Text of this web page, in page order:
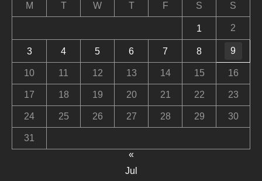
M T W T F S S
1 2
3 4 5 6 7 8 9
10 11 12 13 14 15 16
17 18 19 20 21 22 23
24 25 26 27 28 29 30
31
«
Jul